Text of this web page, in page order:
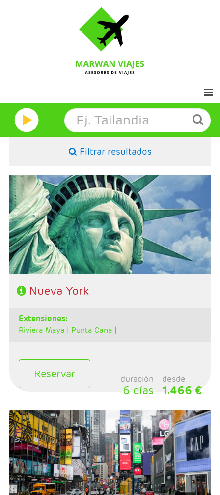
Inicio
Marwan Grandes Viajes
Aviso legal
Filtrar resultados
- Salidas: Diarias
- Ruta: 4 noches (ampliables) Nueva York
- Categoría hotelera: A su elección
- Régimen: A su elección
- A destacar: Incluye traslados y Alto y Bajo Manhatan
Nueva York
extensiones:
Riviera Maya | Punta Cana |
Reservar duración
6 días
desde
1.466 €
- Salida: Jueves de Junio a Octubre
- 5 noches de estancia
- Régimen: Alojamiento
- Visitas incluidas (Contrastes, Alto y Bajo Manhattan y
Washington
- Hotel: Sheraton New York Times Square